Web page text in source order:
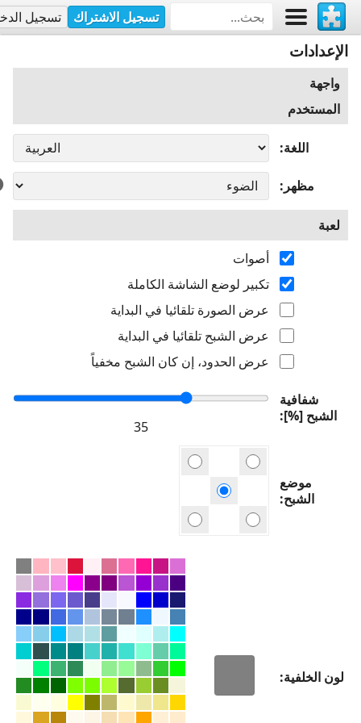
تسجيل الاشتراك تسجيل
الإعدادات
واجهة
المستخدم
اللغة
مظهر
لعبة
أصوات
تكبير لوضع الشاشة الكاملة
عرض الصورة تلقائيا في البداية
عرض الشبح تلقائيا في البداية
عرض الحدود، إن كان الشبح مخفياً
شفافية
الشبح [%]
موضع
الشبح
لون الخلفية